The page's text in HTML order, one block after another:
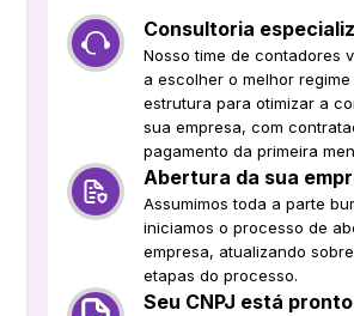
Consultoria
Nosso time de contadores
a escolher o melhor
estrutura para otimizar a
sua empresa, com
pagamento da primeira
Abertura da sua
Assumimos toda a parte
iniciamos o processo de
empresa, atualizando
etapas do processo.
Seu CNPJ está